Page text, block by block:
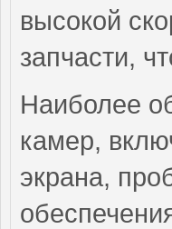
высокой
запчасти,
Наиболее
камер,
экрана,